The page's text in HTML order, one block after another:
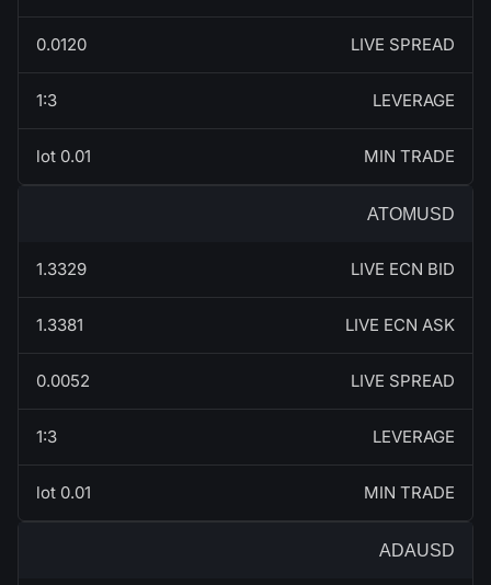
LIVE SPREAD
0.0120
LEVERAGE
1:3
MIN TRADE
0.01 lot
ATOMUSD
LIVE ECN BID
1.3329
LIVE ECN ASK
1.3381
LIVE SPREAD
0.0052
LEVERAGE
1:3
MIN TRADE
0.01 lot
ADAUSD